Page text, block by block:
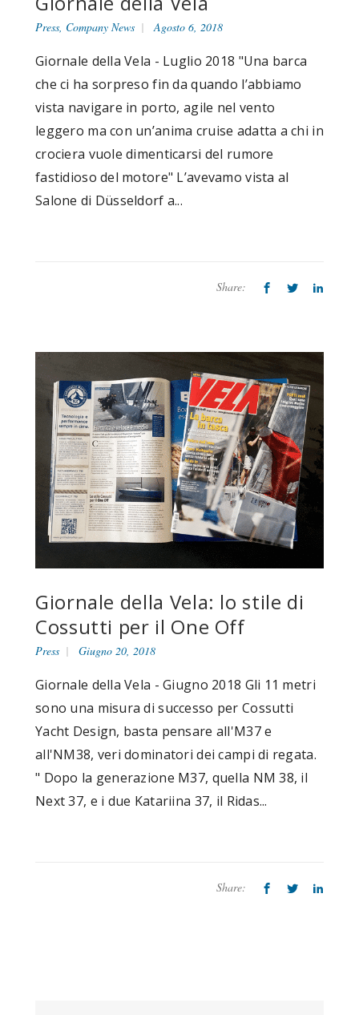
Press Company News Agosto 6, 2018
Giornale della Vela - Luglio 2018 "Una barca
che ci ha sorpreso fin da quando l’abbiamo
vista navigare in porto, agile nel vento
leggero ma con un’anima cruise adatta a chi in
crociera vuole dimenticarsi del rumore
fastidioso del motore" L’avevamo vista al
Salone di Düsseldorf a...
Share:
Giornale della Vela: lo stile di
Cossutti per il One Off
Press Giugno 20, 2018
Giornale della Vela - Giugno 2018 Gli 11 metri
sono una misura di successo per Cossutti
Yacht Design, basta pensare all'M37 e
all'NM38, veri dominatori dei campi di regata.
" Dopo la generazione M37, quella NM 38, il
Next 37, e i due Katariina 37, il Ridas...
Share: